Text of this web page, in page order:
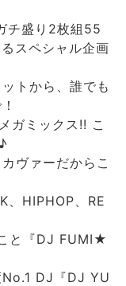
チ盛り2枚組55
スペシャル企画
トから、誰でも
ガミックス!! こ
ヴァーだからこ
、HIPHOP、RE
と『DJ FUMI★
No.1 DJ『DJ YU